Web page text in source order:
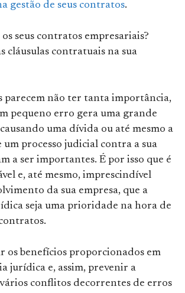
gestão de seus contratos.
seus contratos empresariais?
cláusulas contratuais na sua
parecem não ter tanta importância,
pequeno erro gera uma grande
uma dívida ou até mesmo a
processo judicial contra a sua
a ser importantes. É por isso que é
e, até mesmo, imprescindível
da sua empresa, que a
seja uma prioridade na hora de
os benefícios proporcionados em
jurídica e, assim, prevenir a
conflitos decorrentes de erros